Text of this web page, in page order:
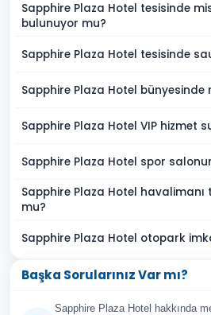
Sapphire Plaza Hotel tesisinde
bulunuyor mu?
Sapphire Plaza Hotel tesisinde
Sapphire Plaza Hotel bünyesinde
Sapphire Plaza Hotel VIP hizmet
Sapphire Plaza Hotel spor
Sapphire Plaza Hotel
mu?
Sapphire Plaza Hotel otopark
Başka Sorularınız Var mı?
Sapphire Plaza Hotel hakkında